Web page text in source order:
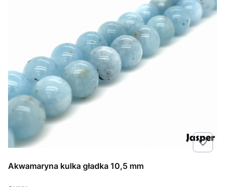
Akwamaryna kulka gładka 10,5 mm